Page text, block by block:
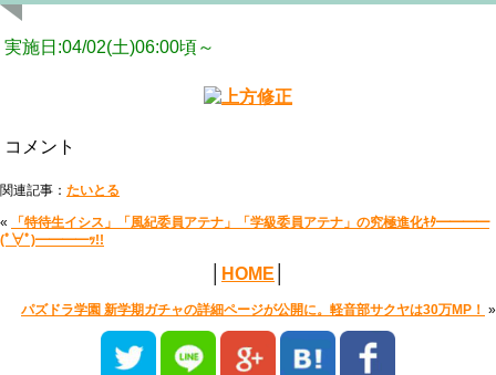
実施日:04/02(土)06:00頃～
コメント
関連記事： たいとる
«
「特待生イシス」「風紀委員アテナ」「学級委員アテナ」の究極進化ｷﾀ━━━━
(ﾟ∀ﾟ)━━━━ｯ!!
HOME
パズドラ学園 新学期ガチャの詳細ページが公開に。軽音部サクヤは30万MP！ »